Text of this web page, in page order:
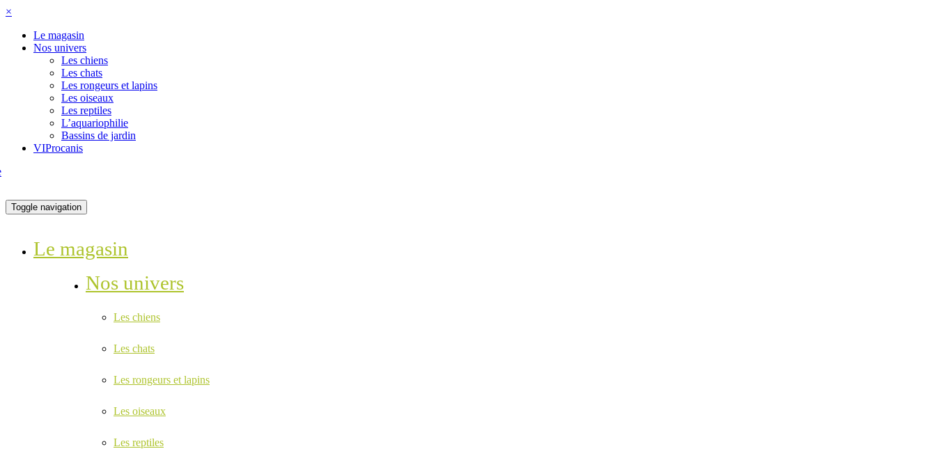
×
Le magasin
Nos univers
Les chiens
Les chats
Les rongeurs et lapins
Les oiseaux
Les reptiles
L’aquariophilie
Bassins de jardin
VIProcanis
Toggle navigation
Le magasin
Nos univers
Les chiens
Les chats
Les rongeurs et lapins
Les oiseaux
Les reptiles